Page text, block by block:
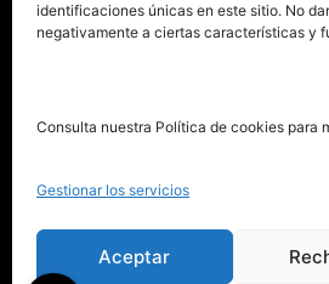
identificaciones únicas en este sitio. No
negativamente a ciertas características y
Consulta nuestra Política de cookies para
Gestionar los servicios
Aceptar
pionero de
911 413 306